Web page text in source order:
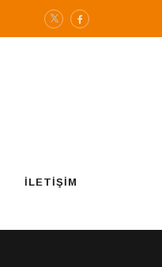
İLETIŞIM